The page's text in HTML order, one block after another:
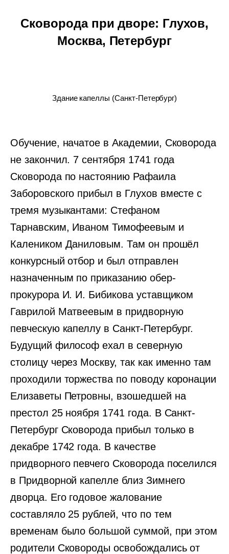
Сковорода при дворе: Глухов,
Москва, Петербург
Здание капеллы (Санкт-Петербург)
Обучение, начатое в Академии, Сковорода
не закончил. 7 сентября 1741 года
Сковорода по настоянию Рафаила
Заборовского прибыл в Глухов вместе с
тремя музыкантами: Стефаном
Тарнавским, Иваном Тимофеевым и
Калеником Даниловым. Там он прошёл
конкурсный отбор и был отправлен
назначенным по приказанию обер-
прокурора И. И. Бибикова уставщиком
Гаврилой Матвеевым в придворную
певческую капеллу в Санкт-Петербург.
Будущий философ ехал в северную
столицу через Москву, так как именно там
проходили торжества по поводу коронации
Елизаветы Петровны, взошедшей на
престол 25 ноября 1741 года. В Санкт-
Петербург Сковорода прибыл только в
декабре 1742 года. В качестве
придворного певчего Сковорода поселился
в Придворной капелле близ Зимнего
дворца. Его годовое жалование
составляло 25 рублей, что по тем
временам было большой суммой, при этом
родители Сковороды освобождались от